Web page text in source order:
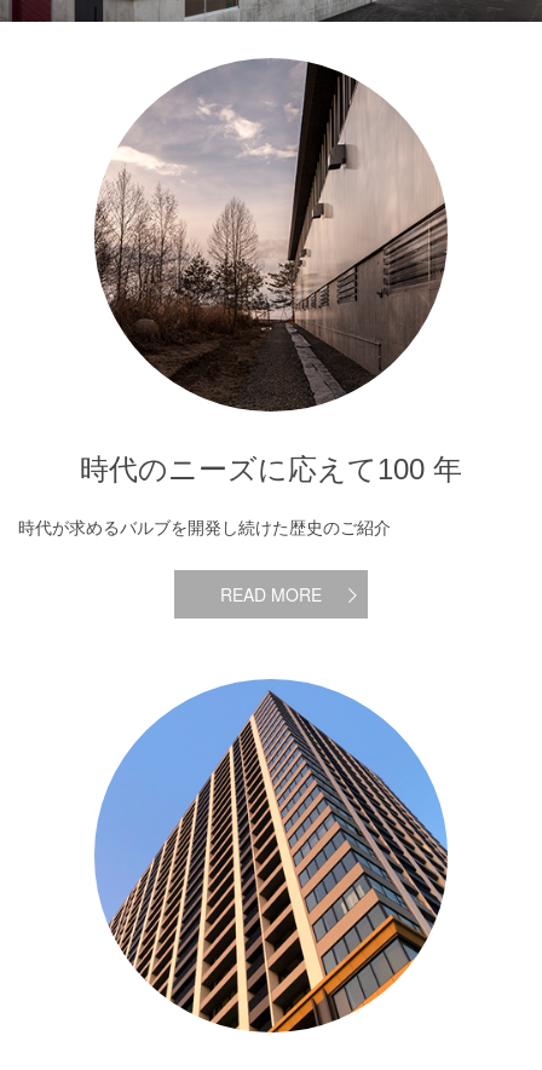
時代のニーズに応えて100 年
時代が求めるバルブを開発し続けた歴史のご紹介
READ MORE